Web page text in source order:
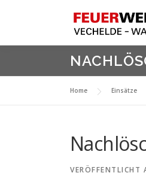
Home Einsätze
VERÖFFENTLICHT